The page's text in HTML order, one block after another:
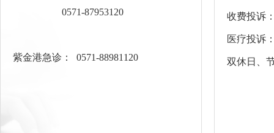
0571-87953120
紫金港急诊： 0571-88981120
收费投诉
医疗投诉
双休日、